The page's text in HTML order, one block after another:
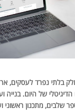
בלתי נפרד לעסקים,
של היום. בנייה
שלבים, מתכנון ראשוני